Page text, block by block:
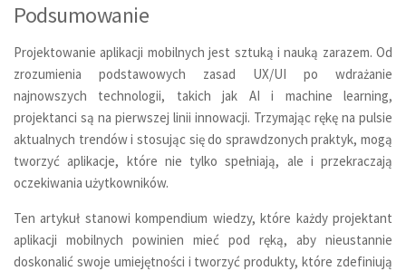
Podsumowanie
Projektowanie aplikacji mobilnych jest sztuką i nauką zarazem. Od
zrozumienia podstawowych zasad UX/UI po wdrażanie
najnowszych technologii, takich jak AI i machine learning,
projektanci są na pierwszej linii innowacji. Trzymając rękę na pulsie
aktualnych trendów i stosując się do sprawdzonych praktyk, mogą
tworzyć aplikacje, które nie tylko spełniają, ale i przekraczają
oczekiwania użytkowników.
Ten artykuł stanowi kompendium wiedzy, które każdy projektant
aplikacji mobilnych powinien mieć pod ręką, aby nieustannie
doskonalić swoje umiejętności i tworzyć produkty, które zdefiniują